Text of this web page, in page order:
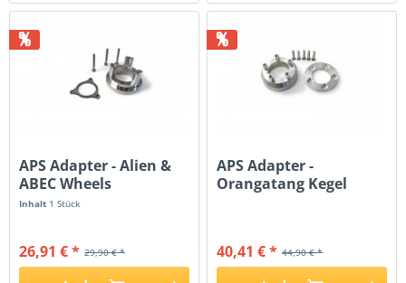
%
APS Adapter - Alien &
ABEC Wheels
Inhalt 1 Stück
29,90 € *
26,91 € *
%
APS Adapter -
Orangatang Kegel
44,90 € *
40,41 € *